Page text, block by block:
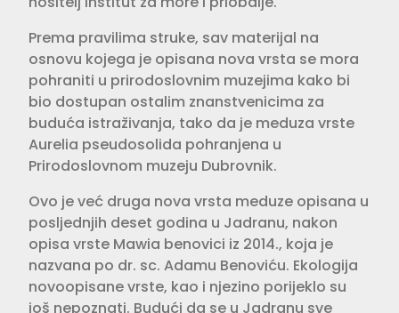
Prema pravilima struke, sav materijal na
osnovu kojega je opisana nova vrsta se mora
pohraniti u prirodoslovnim muzejima kako bi
bio dostupan ostalim znanstvenicima za
buduća istraživanja, tako da je meduza vrste
Aurelia pseudosolida pohranjena u
Prirodoslovnom muzeju Dubrovnik.
Ovo je već druga nova vrsta meduze opisana u
posljednjih deset godina u Jadranu, nakon
opisa vrste Mawia benovici iz 2014., koja je
nazvana po dr. sc. Adamu Benoviću. Ekologija
novoopisane vrste, kao i njezino porijeklo su
još nepoznati. Budući da se u Jadranu sve